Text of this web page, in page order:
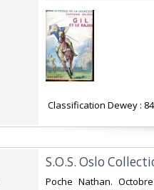
Classification Dewey :
‎S.O.S. Oslo
‎Poche Nathan.